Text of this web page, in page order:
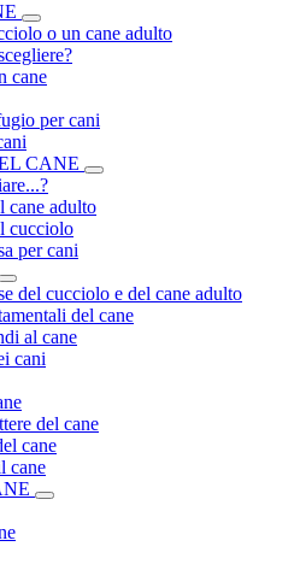
o un cane adulto
cane
per cani
CANE
cane adulto
cucciolo
per cani
del cucciolo e del cane adulto
del cane
al cane
cani
del cane
cane
cane